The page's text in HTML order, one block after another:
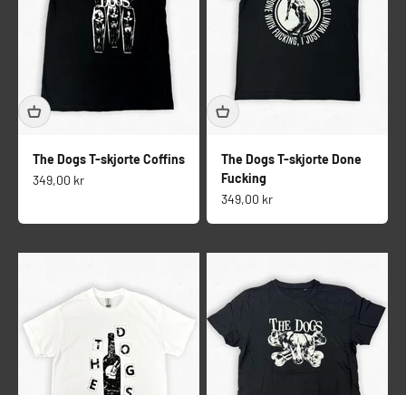
The Dogs T-skjorte Coffins
Salgspris
349,00 kr
The Dogs T-skjorte Done
Fucking
Salgspris
349,00 kr